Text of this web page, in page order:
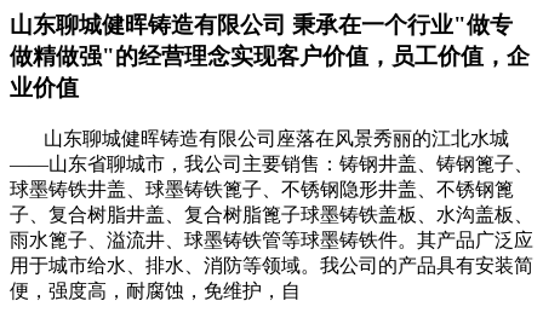
山东聊城健晖铸造有限公司 秉承在一个行业"做专
做精做强"的经营理念实现客户价值，员工价值，企
业价值
山东聊城健晖铸造有限公司座落在风景秀丽的江北水城
——山东省聊城市，我公司主要销售：铸钢井盖、铸钢篦子、
球墨铸铁井盖、球墨铸铁篦子、不锈钢隐形井盖、不锈钢篦
子、复合树脂井盖、复合树脂篦子球墨铸铁盖板、水沟盖板、
雨水篦子、溢流井、球墨铸铁管等球墨铸铁件。其产品广泛应
用于城市给水、排水、消防等领域。我公司的产品具有安装简
便，强度高，耐腐蚀，免维护，自